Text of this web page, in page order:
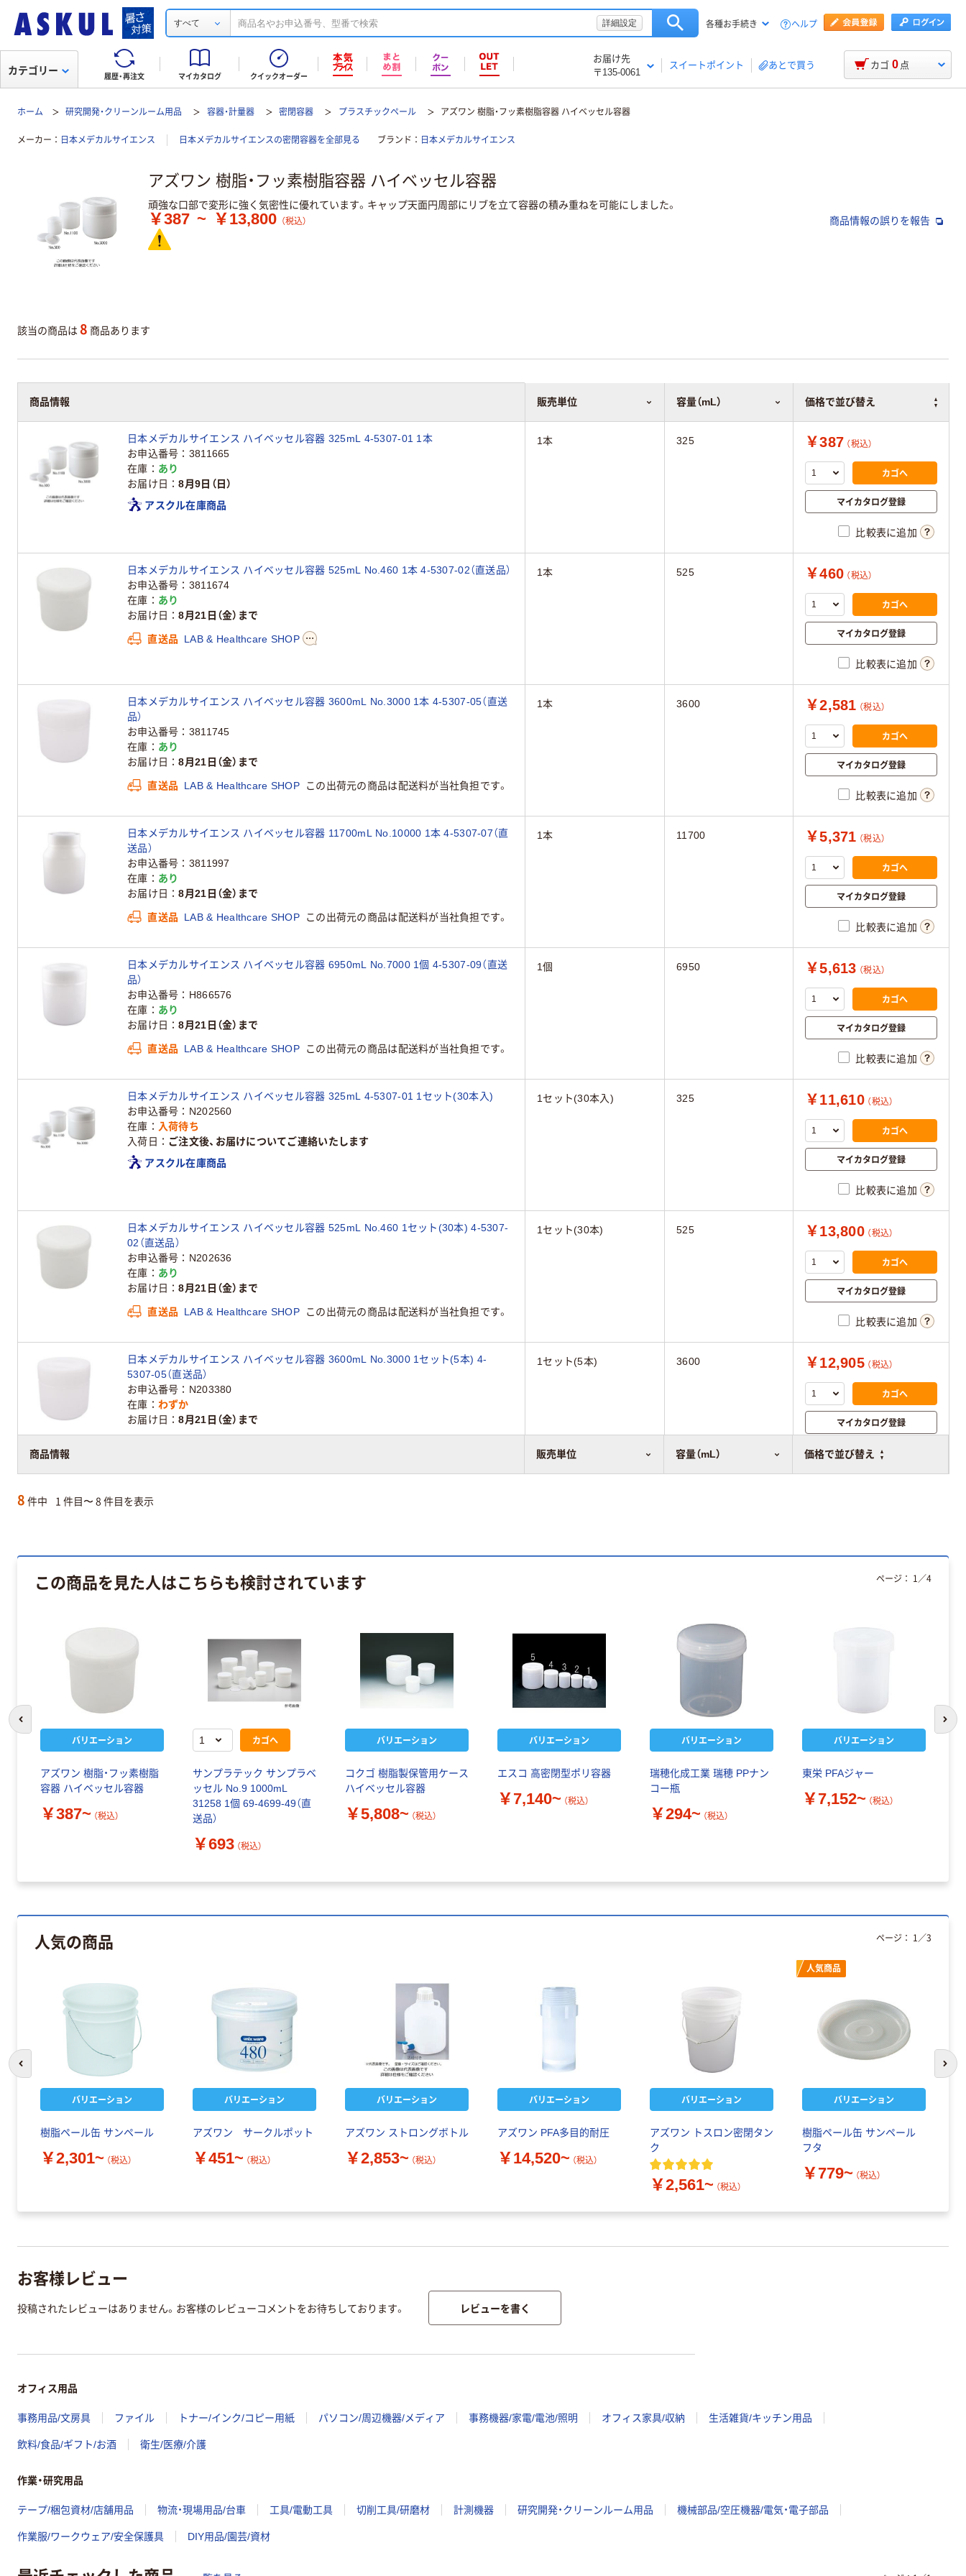
すべて 詳細設定 各種お手続き ヘルプ
履歴・再注文 マイカタログ クイックオーダー
お届け先
〒135-0061
スイートポイント あとで買う
カテゴリー カゴ 0 点
ホーム 研究開発・クリーンルーム用品 容器・計量器 密閉容器 プラスチックペール アズワン 樹脂・フッ素樹脂容器 ハイベッセル容器
メーカー 日本メデカルサイエンス 日本メデカルサイエンスの密閉容器を全部見る ブランド 日本メデカルサイエンス
アズワン 樹脂・フッ素樹脂容器 ハイベッセル容器
頑強な口部で変形に強く気密性に優れています。キャップ天面円周部にリブを立て容器の積み重ねを可能にしました。
￥387 ~ ￥13,800 （税込） 商品情報の誤りを報告
該当の商品は 8 商品あります
商品情報 販売単位 容量（mL） 価格で並び替え
商品情報 販売単位 容量（mL） 価格で並び替え
日本メデカルサイエンス ハイベッセル容器 325mL 4-5307-01 1本
お申込番号
3811665
在庫
あり
お届け日
8月9日（日）
アスクル在庫商品
1本 325 ￥387 （税込）
カゴへ
マイカタログ登録
比較表に追加
日本メデカルサイエンス ハイベッセル容器 525mL No.460 1本 4-5307-02（直送品）
お申込番号
3811674
在庫
あり
お届け日
8月21日（金）まで
直送品 LAB & Healthcare SHOP
1本 525 ￥460 （税込）
カゴへ
マイカタログ登録
比較表に追加
日本メデカルサイエンス ハイベッセル容器 3600mL No.3000 1本 4-5307-05（直送
品）
お申込番号
3811745
在庫
あり
お届け日
8月21日（金）まで
直送品 LAB & Healthcare SHOP この出荷元の商品は配送料が当社負担です。
1本 3600 ￥2,581 （税込）
カゴへ
マイカタログ登録
比較表に追加
日本メデカルサイエンス ハイベッセル容器 11700mL No.10000 1本 4-5307-07（直
送品）
お申込番号
3811997
在庫
あり
お届け日
8月21日（金）まで
直送品 LAB & Healthcare SHOP この出荷元の商品は配送料が当社負担です。
1本 11700 ￥5,371 （税込）
カゴへ
マイカタログ登録
比較表に追加
日本メデカルサイエンス ハイベッセル容器 6950mL No.7000 1個 4-5307-09（直送
品）
お申込番号
H866576
在庫
あり
お届け日
8月21日（金）まで
直送品 LAB & Healthcare SHOP この出荷元の商品は配送料が当社負担です。
1個 6950 ￥5,613 （税込）
カゴへ
マイカタログ登録
比較表に追加
日本メデカルサイエンス ハイベッセル容器 325mL 4-5307-01 1セット(30本入)
お申込番号
N202560
在庫
入荷待ち
入荷日
ご注文後、お届けについてご連絡いたします
アスクル在庫商品
1セット(30本入) 325 ￥11,610 （税込）
カゴへ
マイカタログ登録
比較表に追加
日本メデカルサイエンス ハイベッセル容器 525mL No.460 1セット(30本) 4-5307-
02（直送品）
お申込番号
N202636
在庫
あり
お届け日
8月21日（金）まで
直送品 LAB & Healthcare SHOP この出荷元の商品は配送料が当社負担です。
1セット(30本) 525 ￥13,800 （税込）
カゴへ
マイカタログ登録
比較表に追加
日本メデカルサイエンス ハイベッセル容器 3600mL No.3000 1セット(5本) 4-
5307-05（直送品）
お申込番号
N203380
在庫
わずか
お届け日
8月21日（金）まで
1セット(5本) 3600 ￥12,905 （税込）
カゴへ
マイカタログ登録
比較表に追加
8 件中 1 件目〜 8 件目を表示
この商品を見た人はこちらも検討されています
バリエーション
アズワン 樹脂・フッ素樹脂
容器 ハイベッセル容器
￥387~ （税込）
カゴへ
サンプラテック サンプラベ
ッセル No.9 1000mL
31258 1個 69-4699-49（直
送品）
￥693 （税込）
バリエーション
コクゴ 樹脂製保管用ケース
ハイベッセル容器
￥5,808~ （税込）
バリエーション
エスコ 高密閉型ポリ容器
￥7,140~ （税込）
バリエーション
瑞穂化成工業 瑞穂 PPナン
コー瓶
￥294~ （税込）
バリエーション
東栄 PFAジャー
￥7,152~ （税込）
ページ： 1 ／4
前のスライドへ 次
人気の商品
バリエーション
樹脂ペール缶 サンペール
￥2,301~ （税込）
バリエーション
アズワン サークルポット
￥451~ （税込）
バリエーション
アズワン ストロングボトル
￥2,853~ （税込）
バリエーション
アズワン PFA多目的耐圧
￥14,520~ （税込）
バリエーション
アズワン トスロン密閉タン
ク
￥2,561~ （税込）
人気商品
バリエーション
樹脂ペール缶 サンペール
フタ
￥779~ （税込）
ページ： 1 ／3
前のスライドへ 次
お客様レビュー
投稿されたレビューはありません。お客様のレビューコメントをお待ちしております。 レビューを書く
オフィス用品
事務用品/文房具 ファイル トナー/インク/コピー用紙 パソコン/周辺機器/メディア 事務機器/家電/電池/照明 オフィス家具/収納 生活雑貨/キッチン用品
飲料/食品/ギフト/お酒 衛生/医療/介護
作業・研究用品
テープ/梱包資材/店舗用品 物流・現場用品/台車 工具/電動工具 切削工具/研磨材 計測機器 研究開発・クリーンルーム用品 機械部品/空圧機器/電気・電子部品
作業服/ワークウェア/安全保護具 DIY用品/園芸/資材